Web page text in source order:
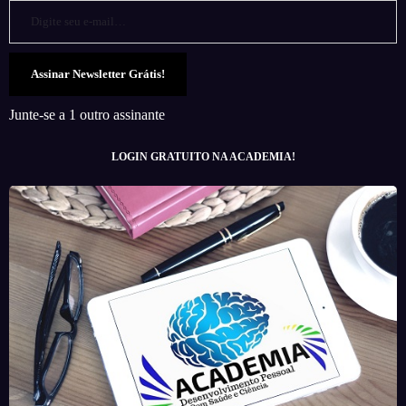
Assinar Newsletter Grátis!
Junte-se a 1 outro assinante
LOGIN GRATUITO NA ACADEMIA!